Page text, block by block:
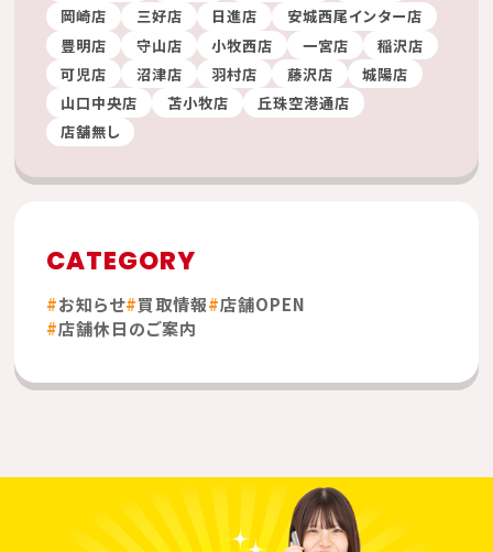
岡崎店
三好店 日進店
安城西尾インター店
豊明店
守山店 小牧西店 一宮店
稲沢店
可児店
沼津店 羽村店 藤沢店
城陽店
山口中央店
苫小牧店
丘珠空港通店
店舗無し
CATEGORY
お知らせ 買取情報 店舗OPEN
店舗休日のご案内